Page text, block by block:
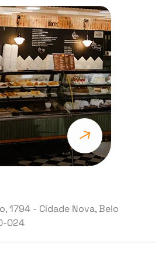
1794 - Cidade Nova, Belo
024